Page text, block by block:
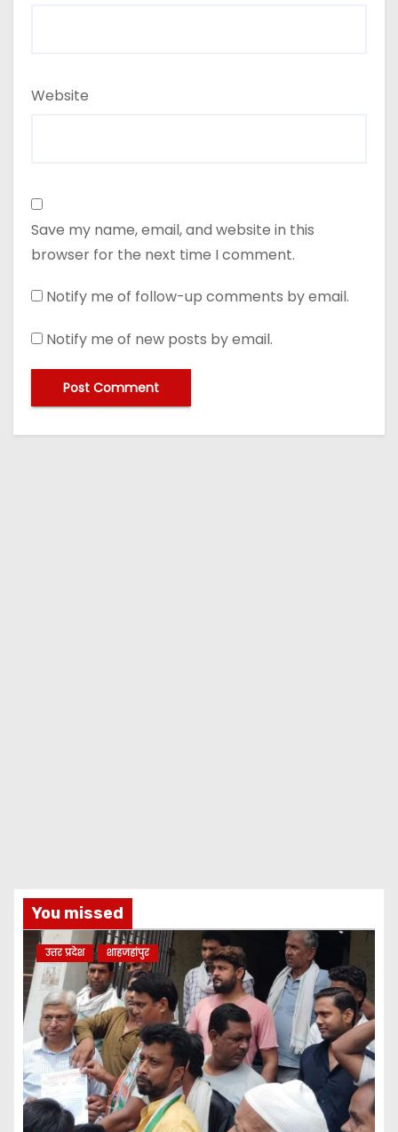
Website
Save my name, email, and website in this
browser for the next time I comment.
Notify me of follow-up comments by email.
Notify me of new posts by email.
You missed
उत्तर प्रदेश शाहजहांपुर